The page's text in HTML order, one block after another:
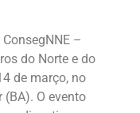
–
do Norte e do
de março, no
(BA). O evento